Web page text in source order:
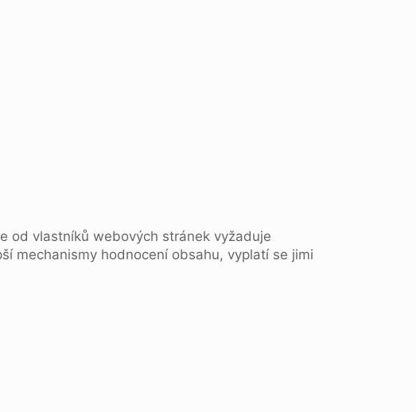
od vlastníků webových stránek vyžaduje
mechanismy hodnocení obsahu, vyplatí se jimi